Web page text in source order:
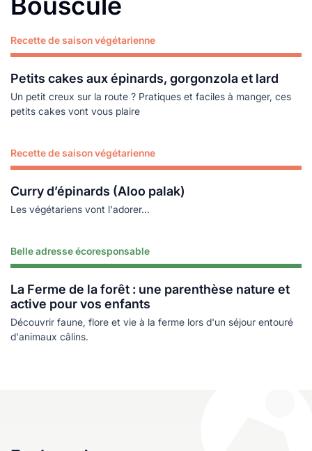
Recette de saison végétarienne
Petits cakes aux épinards, gorgonzola et lard
Un petit creux sur la route ? Pratiques et faciles à manger, ces
petits cakes vont vous plaire
Lire plus
Recette de saison végétarienne
Curry d’épinards (Aloo palak)
Les végétariens vont l'adorer...
Lire plus
Belle adresse écoresponsable
La Ferme de la forêt : une parenthèse nature et
active pour vos enfants
Découvrir faune, flore et vie à la ferme lors d'un séjour entouré
d'animaux câlins.
Lire plus